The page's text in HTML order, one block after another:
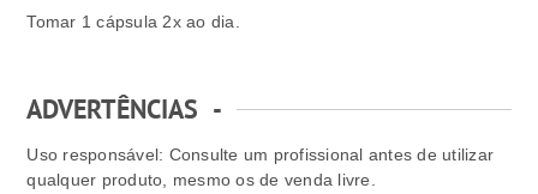
Tomar 1 cápsula 2x ao dia.
ADVERTÊNCIAS -
Uso responsável: Consulte um profissional antes de utilizar
qualquer produto, mesmo os de venda livre.